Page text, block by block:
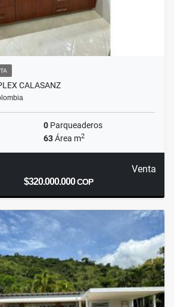
CALASANZ
0 Parqueaderos
63Área m2
Venta
$320.000.000COP